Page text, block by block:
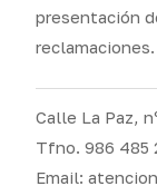
presentación
reclamaciones.
Calle La Paz,
Tfno. 986 485
Email: